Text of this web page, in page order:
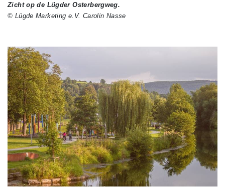
Zicht op de Lügder Osterbergweg.
© Lügde Marketing e.V. Carolin Nasse